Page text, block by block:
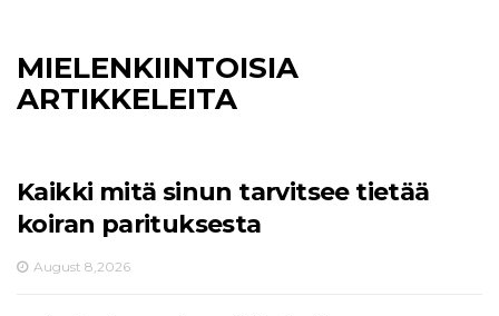
MIELENKIINTOISIA
ARTIKKELEITA
Kaikki mitä sinun tarvitsee tietää
koiran parituksesta
August 8,2026